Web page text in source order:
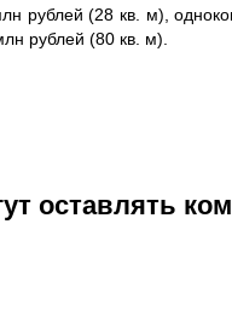
рублей (28 кв. м),
рублей (80 кв. м).
оставлять